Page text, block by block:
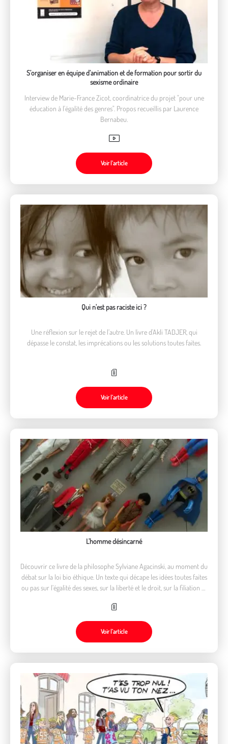
S’organiser en équipe d’animation et de formation pour sortir du
sexisme ordinaire
Interview de Marie-France Zicot, coordinatrice du projet "pour une
éducation à l'égalité des genres". Propos recueillis par Laurence
Bernabeu.
Voir l’article
Qui n'est pas raciste ici ?
Une réflexion sur le rejet de l’autre. Un livre d'Akli TADJER, qui
dépasse le constat, les imprécations ou les solutions toutes faites.
Voir l’article
L'homme désincarné
Découvrir ce livre de la philosophe Sylviane Agacinski, au moment du
débat sur la loi bio éthique. Un texte qui décape les idées toutes faites
ou pas sur l’égalité des sexes, sur la liberté et le droit, sur la filiation et
Voir l’article